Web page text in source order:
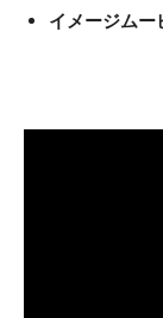
イメージムー